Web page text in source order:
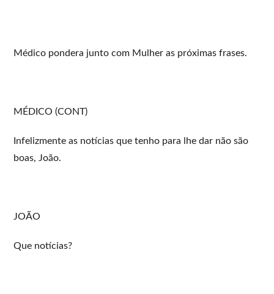
Médico pondera junto com Mulher as próximas frases.
MÉDICO (CONT)
Infelizmente as notícias que tenho para lhe dar não são
boas, João.
JOÃO
Que notícias?